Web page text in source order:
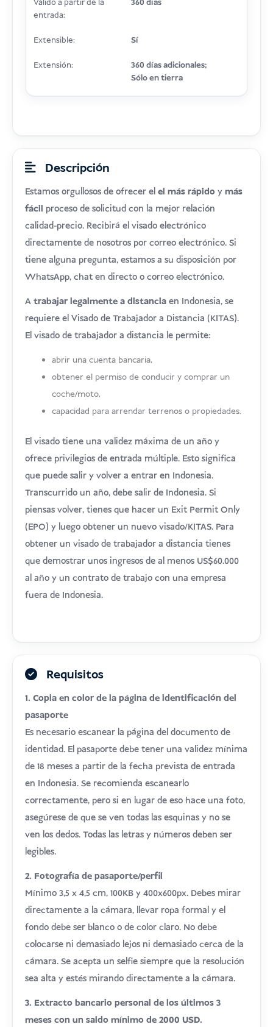
Válido a partir de la
entrada:
360 días
Extensible: Sí
Extensión:
360 días adicionales;
Sólo en tierra
Descripción
Estamos orgullosos de ofrecer elel más rápido ymás
fácil proceso de solicitud con la mejor relación
calidad-precio. Recibirá el visado electrónico
directamente de nosotros por correo electrónico. Si
tiene alguna pregunta, estamos a su disposición por
WhatsApp, chat en directo o correo electrónico.
Atrabajar legalmente a distancia en Indonesia, se
requiere el Visado de Trabajador a Distancia (KITAS).
El visado de trabajador a distancia le permite:
abrir una cuenta bancaria,
obtener el permiso de conducir y comprar un
coche/moto,
capacidad para arrendar terrenos o propiedades.
El visado tiene una validez máxima de un año y
ofrece privilegios de entrada múltiple. Esto significa
que puede salir y volver a entrar en Indonesia.
Transcurrido un año, debe salir de Indonesia. Si
piensas volver, tienes que hacer un Exit Permit Only
(EPO) y luego obtener un nuevo visado/KITAS. Para
obtener un visado de trabajador a distancia tienes
que demostrar unos ingresos de al menos US$60.000
al año y un contrato de trabajo con una empresa
fuera de Indonesia.
Requisitos
1. Copia en color de la página de identificación del
pasaporte
Es necesario escanear la página del documento de
identidad. El pasaporte debe tener una validez mínima
de 18 meses a partir de la fecha prevista de entrada
en Indonesia. Se recomienda escanearlo
correctamente, pero si en lugar de eso hace una foto,
asegúrese de que se ven todas las esquinas y no se
ven los dedos. Todas las letras y números deben ser
legibles.
2. Fotografía de pasaporte/perfil
Mínimo 3,5 x 4,5 cm, 100KB y 400x600px. Debes mirar
directamente a la cámara, llevar ropa formal y el
fondo debe ser blanco o de color claro. No debe
colocarse ni demasiado lejos ni demasiado cerca de la
cámara. Se acepta un selfie siempre que la resolución
sea alta y estés mirando directamente a la cámara.
3. Extracto bancario personal de los últimos 3
meses con un saldo mínimo de 2000 USD.